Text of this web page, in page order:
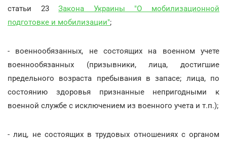
статьи 23Закона Украины "О мобилизационной
подготовке и мобилизации";
- военнообязанных, не состоящих на военном учете
военнообязанных (призывники, лица, достигшие
предельного возраста пребывания в запасе; лица, по
состоянию здоровья признанные непригодными к
военной службе с исключением из военного учета и т.п.);
- лиц, не состоящих в трудовых отношениях с органом